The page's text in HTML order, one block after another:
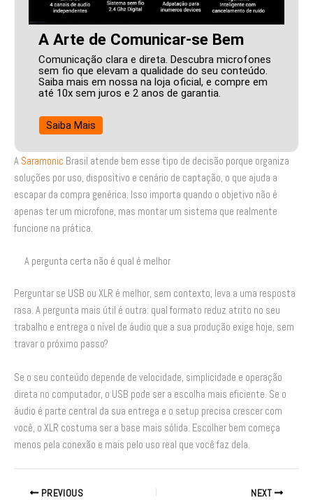
A Arte de Comunicar-se Bem
Comunicação clara e direta. Descubra microfones
sem fio que elevam a qualidade do seu conteúdo.
Saiba mais em nossa na loja oficial, e compre em
até 10x sem juros e 2 anos de garantia.
Saiba Mais
A Saramonic Brasil atende bem esse tipo de decisão porque organiza
soluções por uso, dispositivo e cenário de captação, o que ajuda a
escapar da compra genérica. Isso importa quando o objetivo não é
apenas ter um microfone, mas montar um sistema que realmente
funcione na prática.
A pergunta certa não é qual é melhor
Perguntar se USB ou XLR é melhor, sem contexto, leva a uma resposta
rasa. A pergunta mais útil é outra: qual formato reduz atrito no seu
trabalho e entrega o nível de áudio que a sua produção exige hoje, sem
travar o próximo passo?
Se o seu conteúdo depende de velocidade, simplicidade e operação
direta no computador, o USB pode ser a escolha mais eficiente. Se o
áudio é parte central da sua entrega e o setup precisa crescer com
você, o XLR costuma ser a base mais sólida. Escolher bem começa
menos pela conexão e mais pelo uso real que você faz dela.
PREVIOUS NEXT